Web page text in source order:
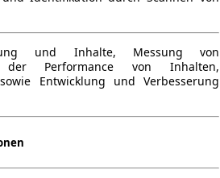
und Inhalte, Messung von
der Performance von Inhalten,
Entwicklung und Verbesserung